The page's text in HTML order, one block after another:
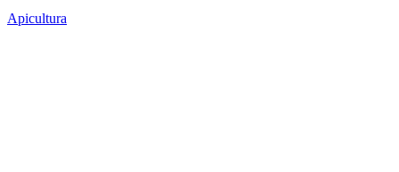
Apicultura